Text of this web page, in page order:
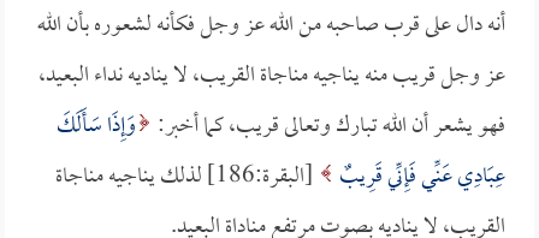
أنه دال على قرب صاحبه من الله عز وجل فكأنه لشعوره بأن الله
عز وجل قريب منه يناجيه مناجاة القريب، لا يناديه نداء البعيد،
فهو يشعر أن الله تبارك وتعالى قريب، كما أخبر: وَإِذَا سَأَلَكَ
عِبَادِي عَنِّي فَإِنِّي قَرِيبٌ
[البقرة:186] لذلك يناجيه مناجاة
القريب، لا يناديه بصوت مرتفع مناداة البعيد.